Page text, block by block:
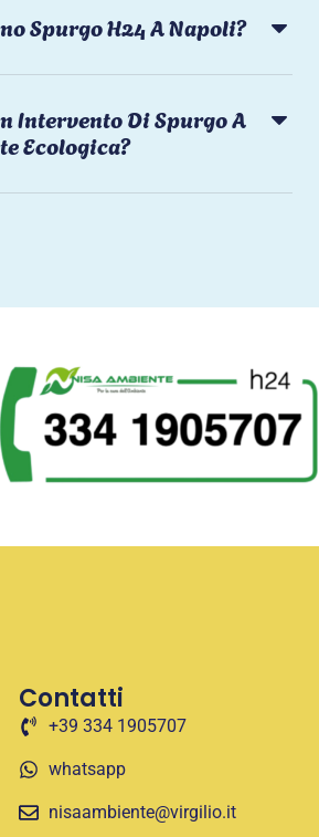
Spurgo H24 A Napoli?
Intervento Di Spurgo A
Ecologica?
Contatti
+39 334 1905707
whatsapp
nisaambiente@virgilio.it